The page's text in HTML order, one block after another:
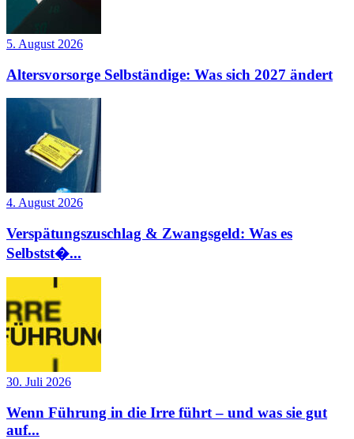
5. August 2026
Altersvorsorge Selbständige: Was sich 2027 ändert
4. August 2026
Verspätungszuschlag & Zwangsgeld: Was es
Selbstst�...
30. Juli 2026
Wenn Führung in die Irre führt – und was sie gut
auf...